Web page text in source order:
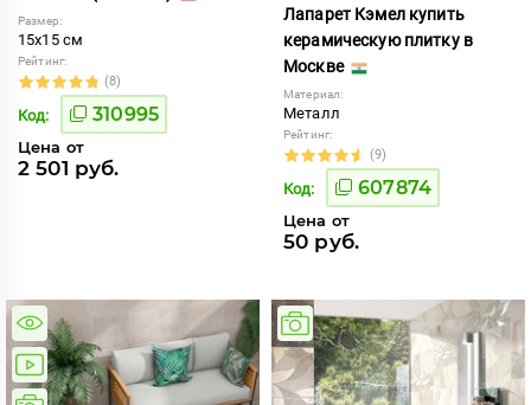
Размер:
15x15 см
Рейтинг:
(8)
Код: 310995
Цена от
2 501 руб.
Лапарет Кэмел купить
керамическую плитку в
Москве
Материал:
Металл
Рейтинг:
(9)
Код: 607874
Цена от
50 руб.